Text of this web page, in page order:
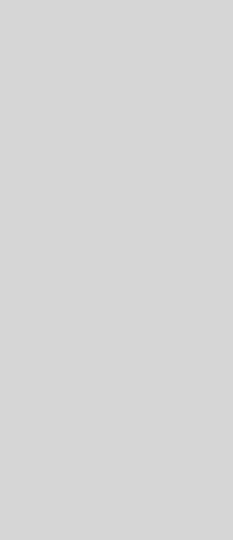
İlkay Çiçek tutuklandı!